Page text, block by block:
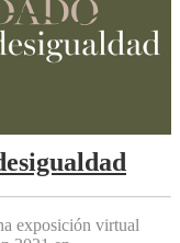
exposición virtual